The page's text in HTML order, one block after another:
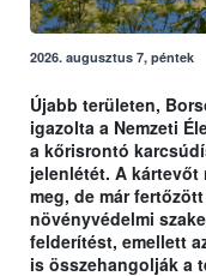
2026. augusztus 7, péntek
Újabb területen,
igazolta a Nemzeti
a kőrisrontó
jelenlétét. A
meg, de már
növényvédelmi
felderítést, emellett
is összehangolják a